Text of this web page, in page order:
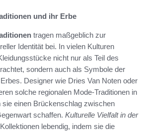
und ihr Erbe
tragen maßgeblich zur
Identität bei. In vielen Kulturen
nicht nur als Teil des
sondern auch als Symbole der
Designer wie Dries Van Noten oder
solche regionalen Mode-Traditionen in
sie einen Brückenschlag zwischen
schaffen. Kulturelle Vielfalt in der
lebendig, indem sie die